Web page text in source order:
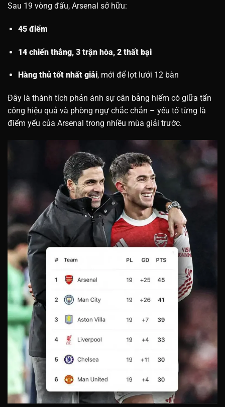
Sau 19 vòng đấu, Arsenal sở hữu:
45 điểm
14 chiến thắng, 3 trận hòa, 2 thất bại
Hàng thủ tốt nhất giải, mới để lọt lưới 12 bàn
Đây là thành tích phản ánh sự cân bằng hiếm có giữa tấn
công hiệu quả và phòng ngự chắc chắn – yếu tố từng là
điểm yếu của Arsenal trong nhiều mùa giải trước.